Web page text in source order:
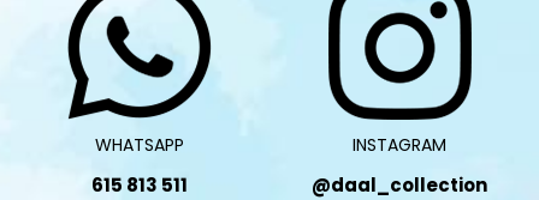
WHATSAPP
615 813 511
INSTAGRAM
@daal_collection